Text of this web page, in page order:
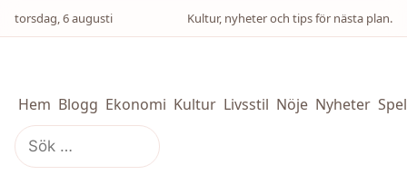
torsdag, 6 augusti Kultur, nyheter och tips för nästa plan.
Hem Blogg Ekonomi Kultur Livsstil Nöje Nyheter Spel
Sök
efter: